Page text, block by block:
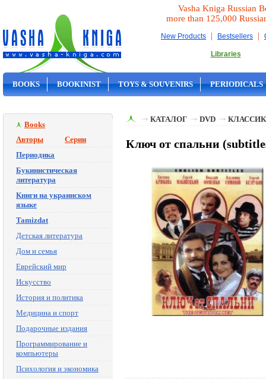
Vasha Kniga Russian
more than 125,000
New Products | Bestsellers |
Libraries
BOOKS BOOKINIST TOYS & SOUVENIRS PERIODICALS
Books
Авторы
Серии
Периодика
Букинистическая
литература
Книги на украинском
языке
Tamizdat
Детская литература
Дом и семья
Еврейский мир
Искусство
История и политика
Медицина и спорт
Подарочные издания
Программирование и
компьютеры
Психология и экономика
КАТАЛОГ DVD
Ключ от спальни